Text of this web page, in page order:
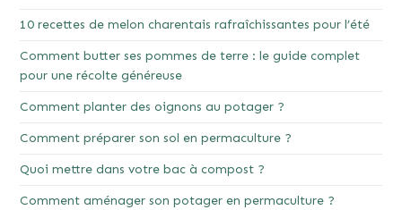
10 recettes de melon charentais rafraîchissantes pour l’été
Comment butter ses pommes de terre : le guide complet
pour une récolte généreuse
Comment planter des oignons au potager ?
Comment préparer son sol en permaculture ?
Quoi mettre dans votre bac à compost ?
Comment aménager son potager en permaculture ?